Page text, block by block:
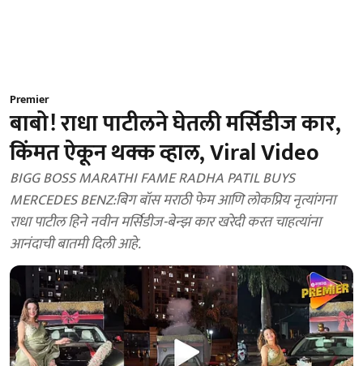
Premier
बाबो! राधा पाटीलने घेतली मर्सिडीज कार,
किंमत ऐकून थक्क व्हाल, Viral Video
BIGG BOSS MARATHI FAME RADHA PATIL BUYS
MERCEDES BENZ:बिग बॉस मराठी फेम आणि लोकप्रिय नृत्यांगना
राधा पाटील हिने नवीन मर्सिडीज-बेन्झ कार खरेदी करत चाहत्यांना
आनंदाची बातमी दिली आहे.